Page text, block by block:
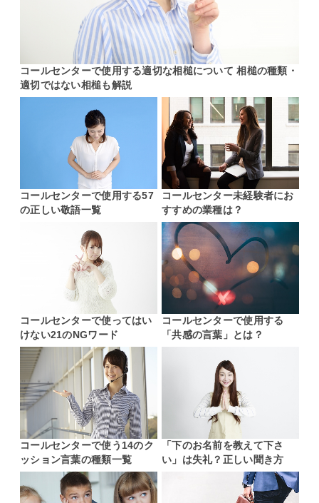
コールセンターで使用する適切な相槌について 相槌の種類・
適切ではない相槌も解説
コールセンターで使用する57
の正しい敬語一覧
コールセンター未経験者にお
すすめの業種は？
コールセンターで使ってはい
けない21のNGワード
コールセンターで使用する
「共感の言葉」とは？
コールセンターで使う14のク
ッション言葉の種類一覧
「下のお名前を教えて下さ
い」は失礼？正しい聞き方